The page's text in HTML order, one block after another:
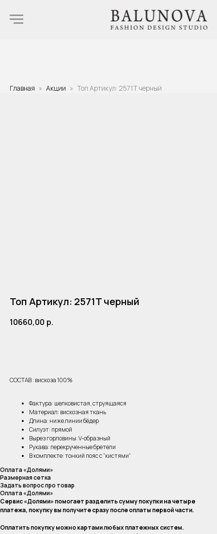
Главная Акции Топ Артикул: 2571T черный
Топ Артикул: 2571T черный
10660,00 р.
СОСТАВ : вискоза 100%
Фактура: шелковистая, струящаяся
Материал: вискозная ткань
Длина: ниже линии бёдер
Силуэт: прямой
Вырез горловины: V-образный
Рукава: перекрученные бретели
В комплекте: тонкий пояс с “кистями”
Оплата «Долями»
Размерная сетка
Задать вопрос про товар
Оплата «Долями»
Сервис «Долями» помогает разделить сумму покупки на четыре
платежа, покупку вы получите сразу после оплаты первой части.
Оплатить покупку можно картами любых платежных систем.